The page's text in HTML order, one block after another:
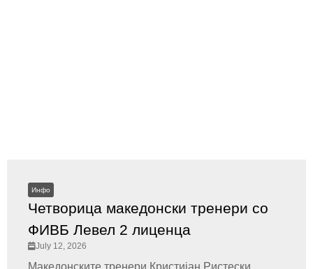
Инфо
Четворица македонски тренери со
ФИВБ Левел 2 лиценца
July 12, 2026
Македонските тренери Кристијан Ристески,